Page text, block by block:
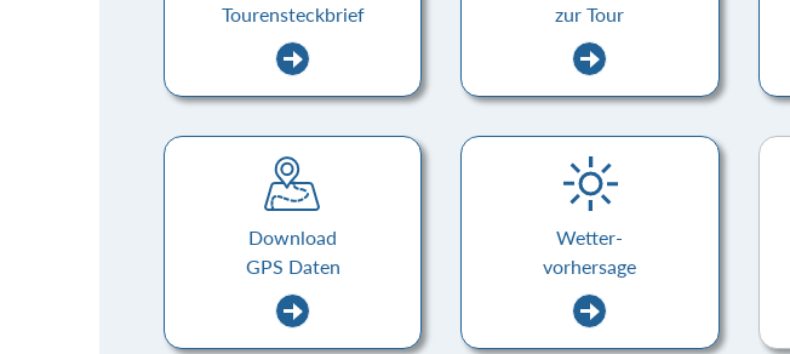
Tourensteckbrief
zur Tour
Download
GPS Daten
Wetter-
vorhersage